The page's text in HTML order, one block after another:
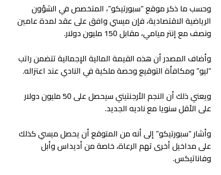
وحسب ما ذكر موقع “سبورتيكو”، المتخصص في الشؤون
الرياضية الاقتصادية، فإن ميسي وافق على عقد لمدة عامين
ونصف مع إنتر ميامي، مقابل 150 مليون دولار.
وأضاف المصدر أن هذه القيمة المالية الإجمالية تتضمن راتب
“ليو” ومكافأة التوقيع وحصة ملكية في النادي عند اعتزاله.
ويعني ذلك أن النجم الأرجنتيني سيحصل على 50 مليون دولار
على الأقل سنويا مع ناديه الجديد.
وأشار “سبورتيكو” إلى أنه من المتوقع أن يحصل ميسي كذلك
على مداخيل أخرى تهم الرعاة، خاصة من أديداس وأبل
وفاناتيكس.